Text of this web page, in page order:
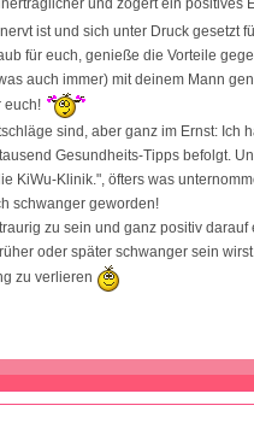
ist und sich unter Druck gesetzt
für euch, genieße die Vorteile
auch immer) mit deinem Mann
euch!
sind, aber ganz im Ernst: Ich
Gesundheits-Tipps befolgt.
KiWu-Klinik.", öfters was
schwanger geworden!
zu sein und ganz positiv
oder später schwanger sein
zu verlieren